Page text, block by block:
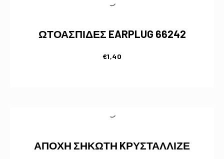
ΩΤΟΑΣΠΙΔΕΣ EARPLUG 66242
€1,40
ΑΠΟΧΗ ΣΗΚΩΤΗ KΡΥΣΤΑΛΛΙΖΕ